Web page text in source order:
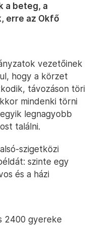
a beteg, a
erre az Okfő
vezetőinek
hogy a körzet
távozáson töri
mindenki törni
legnagyobb
találni.
szigetközi
szinte egy
és a házi
2400 gyereke